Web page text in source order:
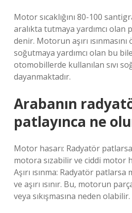
Motor sıcaklığını 80-100
aralıkta tutmaya yardımcı olan
denir. Motorun aşırı
soğutmaya yardımcı olan bu
otomobillerde kullanılan sıvı
dayanmaktadır.
Arabanın
patlayınca ne
Motor hasarı: Radyatör patlarsa
motora sızabilir ve ciddi motor
Aşırı ısınma: Radyatör
ve aşırı ısınır. Bu, motorun
veya sıkışmasına neden olabilir.